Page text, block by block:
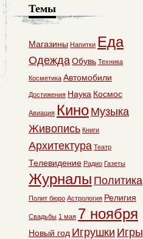
Темы
Магазины Напитки Еда
ОдеждаОбувь Техника
Косметика Автомобили
Достижения Наука Космос
Авиация Кино Музыка
Живопись Книги
Архитектура Театр
Телевидение Радио Газеты
Журналы Политика
Полит бюро Астрология Религия
Свадьбы 1 мая 7 ноября
Новый год Игрушки Игры